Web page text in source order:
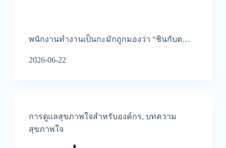
พนักงานทำงานเป็นกะมักถูกมองว่า “ชินกับต…
2026-06-22
การดูแลสุขภาพใจสำหรับองค์กร, บทความ
สุขภาพใจ